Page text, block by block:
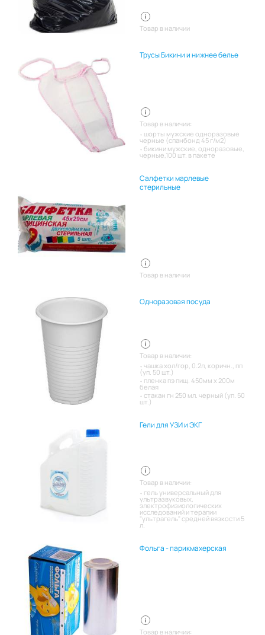
Товар в наличии
Трусы Бикини и нижнее белье
Товар в наличии:
шорты мужские одноразовые
черные (спанбонд 45 г/м2)
бикини мужские, одноразовые,
черные,100 шт. в пакете
Салфетки марлевые
стерильные
Товар в наличии
Одноразовая посуда
Товар в наличии:
чашка хол/гор, 0.2л, коричн., пп
(уп. 50 шт.)
пленка пэ пищ. 450мм х 200м
белая
стакан гн 250 мл. черный (уп. 50
шт.)
Гели для УЗИ и ЭКГ
Товар в наличии:
гель универсальный для
ультразвуковых,
электрофизиологических
исследований и терапии
"ультрагель" средней вязкости 5
л.
Фольга - парикмахерская
Товар в наличии: